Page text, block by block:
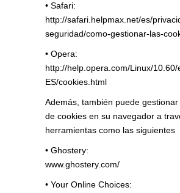
• Safari:
http://safari.helpmax.net/es/
seguridad/como-gestionar-las-
• Opera:
http://help.opera.com/Linux/10.60/
ES/cookies.html
Además, también puede
de cookies en su navegador a
herramientas como las siguientes
• Ghostery:
www.ghostery.com/
• Your Online Choices: